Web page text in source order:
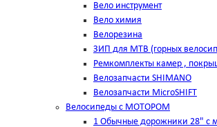
Вело инструмент
Вело химия
Велорезина
ЗИП для MTB (горных
Ремкомплекты камер ,
Велозапчасти SHIMANO
Велозапчасти MicroSHIFT
Велосипеды с МОТОРОМ
1 Обычные дорожники 28" с